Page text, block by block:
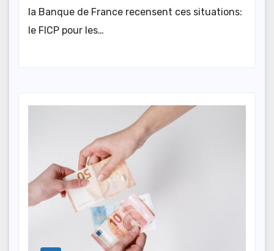
la Banque de France recensent ces situations:
le FICP pour les…